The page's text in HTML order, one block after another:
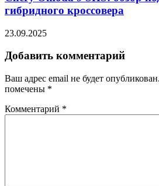
гибридного кроссовера
23.09.2025
Добавить комментарий
Ваш адрес email не будет опубликован.
помечены *
Комментарий *